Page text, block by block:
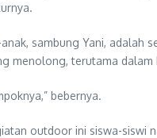
sambung Yani,
menolong, terutama
bebernya.
outdoor ini siswa-siswi